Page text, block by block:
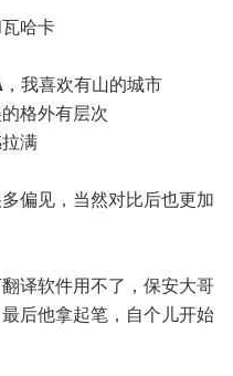
哈卡
我喜欢有山的城市
格外有层次
满
偏见，当然对比后也更加
译软件用不了，保安大哥
后他拿起笔，自个儿开始